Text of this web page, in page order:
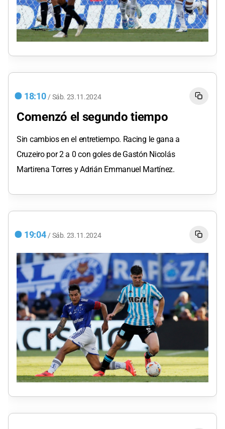
18:10 / Sáb. 23.11.2024
Comenzó el segundo tiempo
Sin cambios en el entretiempo. Racing le gana a
Cruzeiro por 2 a 0 con goles de Gastón Nicolás
Martirena Torres y Adrián Emmanuel Martínez.
19:04 / Sáb. 23.11.2024